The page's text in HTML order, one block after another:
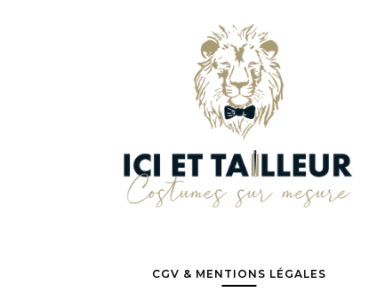
CGV & MENTIONS LÉGALES